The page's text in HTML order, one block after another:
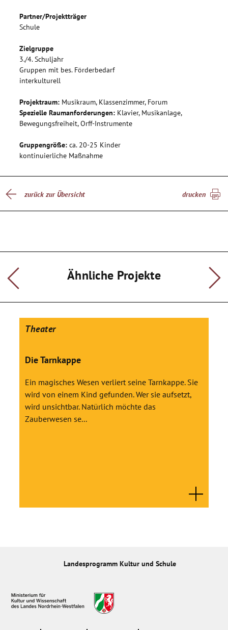
Partner/Projektträger
Schule
Zielgruppe
3./4. Schuljahr
Gruppen mit bes. Förderbedarf
interkulturell
Projektraum: Musikraum, Klassenzimmer, Forum
Spezielle Raumanforderungen: Klavier, Musikanlage,
Bewegungsfreiheit, Orff-Instrumente
Gruppengröße: ca. 20-25 Kinder
kontinuierliche Maßnahme
zurück zur Übersicht drucken
Ähnliche Projekte
Theater
Die Tarnkappe
Ein magisches Wesen verliert seine Tarnkappe. Sie
wird von einem Kind gefunden. Wer sie aufsetzt,
wird unsichtbar. Natürlich möchte das
Zauberwesen se...
Landesprogramm Kultur und Schule